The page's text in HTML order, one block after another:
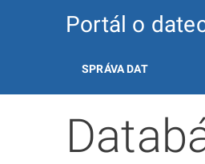
Portál o
SPRÁVA DAT